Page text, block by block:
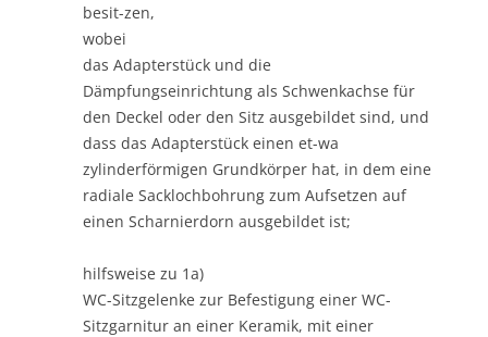
besit-zen,
wobei
das Adapterstück und die
Dämpfungseinrichtung als Schwenkachse für
den Deckel oder den Sitz ausgebildet sind, und
dass das Adapterstück einen et-wa
zylinderförmigen Grundkörper hat, in dem eine
radiale Sacklochbohrung zum Aufsetzen auf
einen Scharnierdorn ausgebildet ist;
hilfsweise zu 1a)
WC-Sitzgelenke zur Befestigung einer WC-
Sitzgarnitur an einer Keramik, mit einer